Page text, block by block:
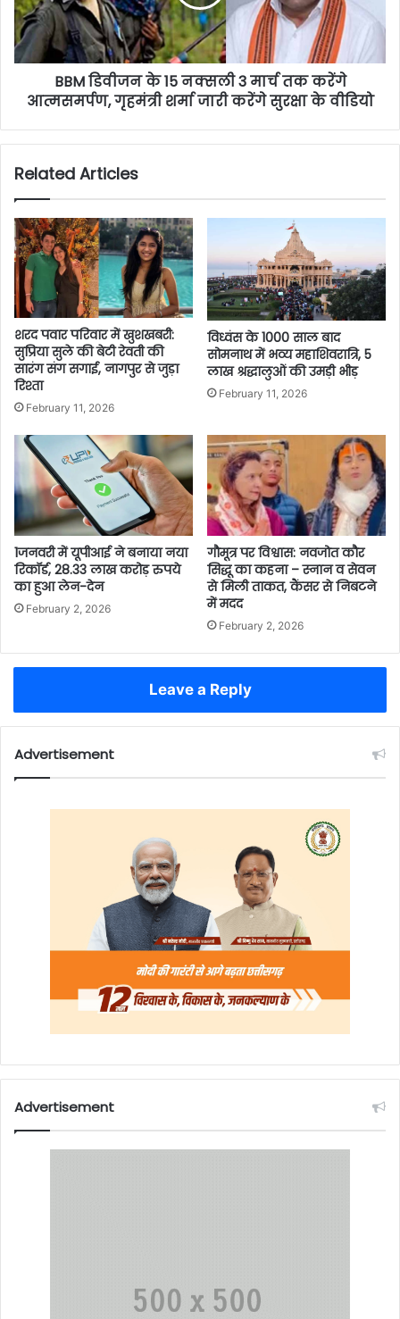
BBM डिवीजन के 15 नक्सली 3 मार्च तक करेंगे
आत्मसमर्पण, गृहमंत्री शर्मा जारी करेंगे सुरक्षा के वीडियो
Related Articles
शरद पवार परिवार में खुशखबरी:
सुप्रिया सुले की बेटी रेवती की
सारंग संग सगाई, नागपुर से जुड़ा
रिश्ता
February 11, 2026
विध्वंस के 1000 साल बाद
सोमनाथ में भव्य महाशिवरात्रि, 5
लाख श्रद्धालुओं की उमड़ी भीड़
February 11, 2026
1️जनवरी में यूपीआई ने बनाया नया
रिकॉर्ड, 28.33 लाख करोड़ रुपये
का हुआ लेन-देन
February 2, 2026
गौमूत्र पर विश्वास: नवजोत कौर
सिद्धू का कहना – स्नान व सेवन
से मिली ताकत, कैंसर से निबटने
में मदद
February 2, 2026
Leave a Reply
Advertisement
Advertisement